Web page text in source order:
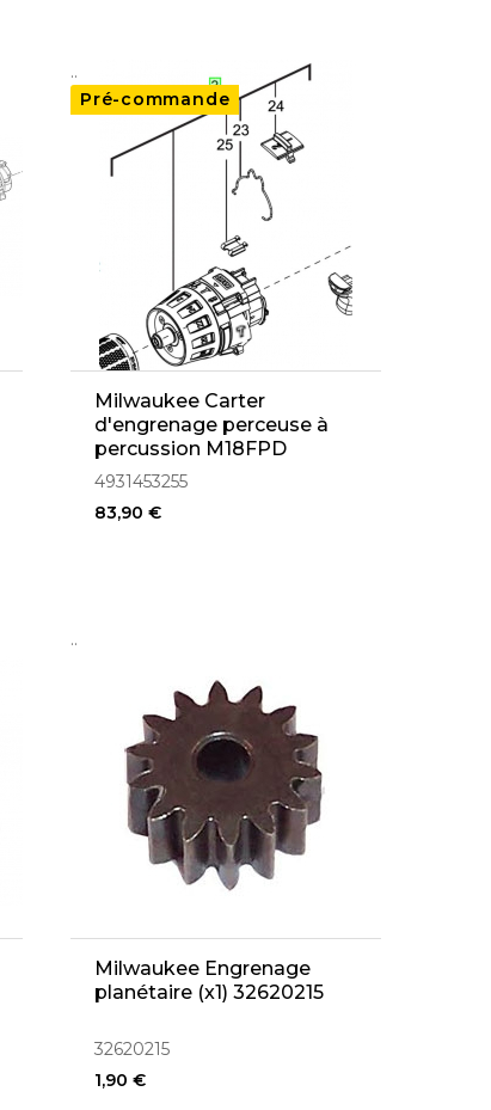
..
Pré-commande
Milwaukee Carter
d'engrenage perceuse à
percussion M18FPD
(4931453255)
4931453255
83,90 €
..
Milwaukee Engrenage
planétaire (x1) 32620215
32620215
1,90 €